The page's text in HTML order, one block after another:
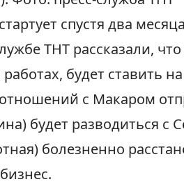
спустя два
ТНТ рассказали,
работах, будет ставить
с Макаром
будет разводиться с
болезненно